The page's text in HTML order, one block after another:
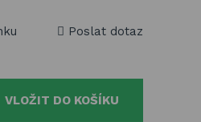
Poslat dotaz
VLOŽIT DO KOŠÍKU